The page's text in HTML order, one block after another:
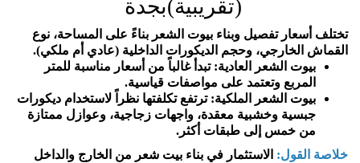
(تقريبية)بجدة
تختلف أسعار تفصيل وبناء بيوت الشعر بناءً على المساحة، نوع
القماش الخارجي، وحجم الديكورات الداخلية (عادي أم ملكي).
بيوت الشعر العادية: تبدأ غالباً من أسعار مناسبة للمتر
المربع وتعتمد على مواصفات قياسية.
بيوت الشعر الملكية: ترتفع تكلفتها نظراً لاستخدام ديكورات
جبسية وخشبية معقدة، واجهات زجاجية، وعوازل ممتازة
من خمس إلى طبقات أكثر.
خلاصة القول:الاستثمار في بناء بيت شعر من الخارج والداخل